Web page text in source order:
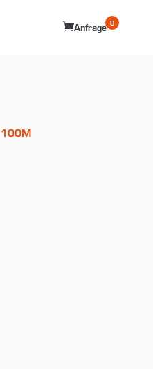
Anfrage 0